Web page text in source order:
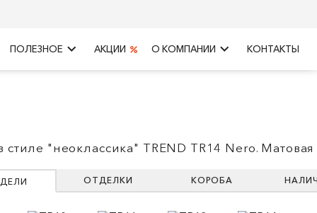
ПОЛЕЗНОЕ keyboard_arrow_right АКЦИИ О КОМПАНИИ keyboard_arrow_right КОНТАКТЫ
стиле "неоклассика" TREND TR14 Nero.
ОТДЕЛКИ КОРОБА